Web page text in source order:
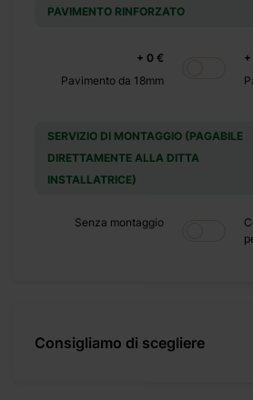
PAVIMENTO RINFORZATO
+ 0 €
Pavimento da 18mm
SERVIZIO DI MONTAGGIO (PAGABILE
DIRETTAMENTE ALLA DITTA
INSTALLATRICE)
Senza montaggio
Consigliamo di scegliere
+ 0 €
+ 0 €